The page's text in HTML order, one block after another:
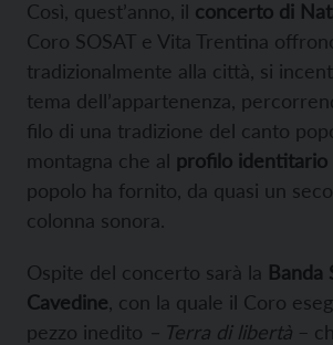
Così, quest’anno, il concerto di
Coro SOSAT e Vita Trentina
tradizionalmente alla città, si
tema dell’appartenenza,
filo di una tradizione del canto
montagna che al profilo identitario
popolo ha fornito, da quasi un
colonna sonora.
Ospite del concerto sarà la Banda
Cavedine , con la quale il Coro
pezzo inedito – Terra di libertà –